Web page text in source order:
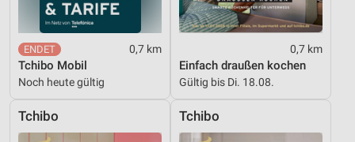
0,7 km
Tchibo Mobil
Noch heute gültig
0,7 km
Einfach draußen kochen
Gültig bis Di. 18.08.
Tchibo Tchibo